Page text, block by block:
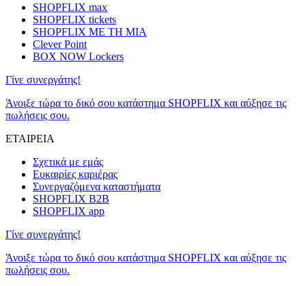
SHOPFLIX max
SHOPFLIX tickets
SHOPFLIX ΜΕ ΤΗ ΜΙΑ
Clever Point
BOX NOW Lockers
Γίνε συνεργάτης!
Άνοιξε τώρα το δικό σου κατάστημα SHOPFLIX και αύξησε τις
πωλήσεις σου.
ΕΤΑΙΡΕΙΑ
Σχετικά με εμάς
Ευκαιρίες καριέρας
Συνεργαζόμενα καταστήματα
SHOPFLIX B2B
SHOPFLIX app
Γίνε συνεργάτης!
Άνοιξε τώρα το δικό σου κατάστημα SHOPFLIX και αύξησε τις
πωλήσεις σου.